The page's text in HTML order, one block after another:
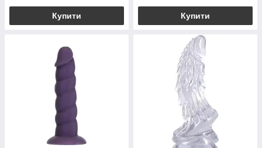
Купити Купити